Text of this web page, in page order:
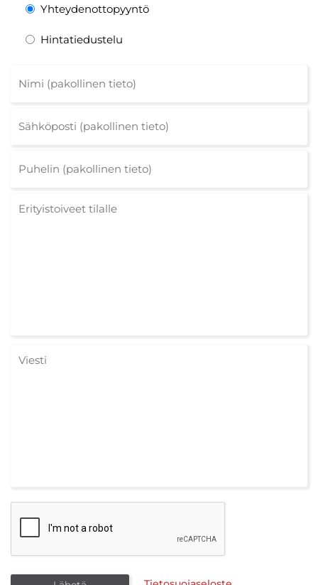
Yhteydenottopyyntö
Hintatiedustelu